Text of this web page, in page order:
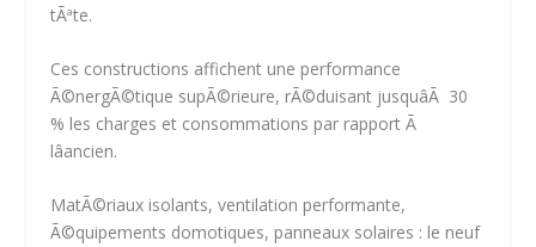
tÃªte.
Ces constructions affichent une performance
Ã©nergÃ©tique supÃ©rieure, rÃ©duisant jusquâÃ 30
% les charges et consommations par rapport Ã
lâancien.
MatÃ©riaux isolants, ventilation performante,
Ã©quipements domotiques, panneaux solaires : le neuf